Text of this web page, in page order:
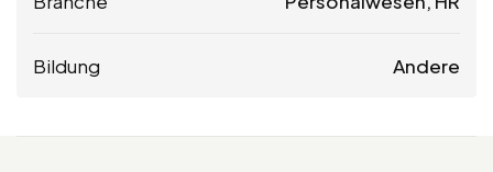
Bildung Andere